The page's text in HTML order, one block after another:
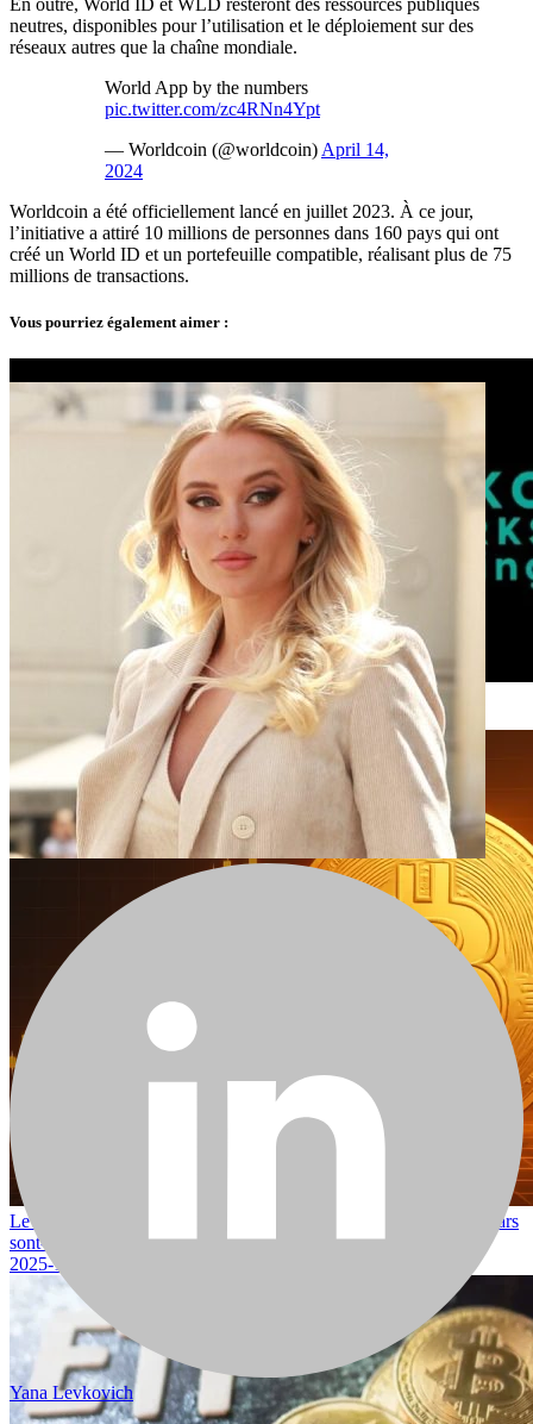
En outre, World ID et WLD resteront des ressources publiques
neutres, disponibles pour l’utilisation et le déploiement sur des
réseaux autres que la chaîne mondiale.
World App by the numbers
pic.twitter.com/zc4RNn4Ypt
— Worldcoin (@worldcoin) April 14,
2024
Worldcoin a été officiellement lancé en juillet 2023. À ce jour,
l’initiative a attiré 10 millions de personnes dans 160 pays qui ont
créé un World ID et un portefeuille compatible, réalisant plus de 75
millions de transactions.
Vous pourriez également aimer :
Analyse technique hebdomadaire du BTC par Mako Sharks
Le Bitcoin atteint un nouveau record historique : les 120 000 dollars
sont-ils à portée de main ?
2025-12-03
Yana Levkovich